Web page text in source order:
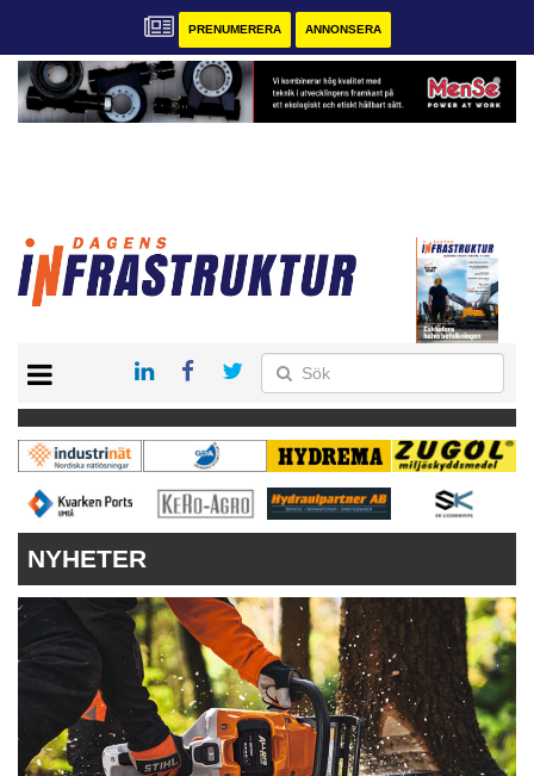
PRENUMERERA ANNONSERA
KONTAKT
VÅRA ANDRA MAGASIN
PRENUMERERA
NYHETER